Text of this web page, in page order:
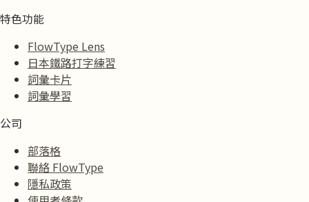
特色功能
FlowType Lens
日本鐵路打字練習
詞彙卡片
詞彙學習
公司
部落格
聯絡 FlowType
隱私政策